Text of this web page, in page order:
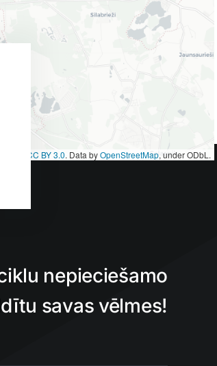
CC BY 3.0. Data byOpenStreetMap, under ODbL.
nepieciešamo
savas vēlmes!